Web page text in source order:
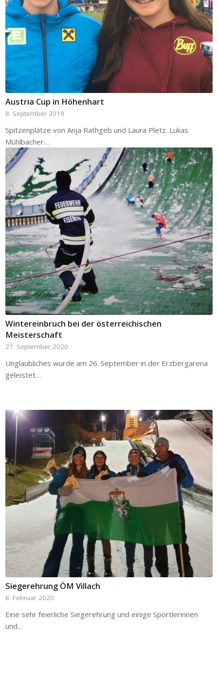
Austria Cup in Höhenhart
8. September 2019
Spitzenplätze von Anja Rathgeb und Laura Pletz. Lukas
Mühlbacher…
Wintereinbruch bei der österreichischen
Meisterschaft
27. September 2020
Unglaubliches wurde am 26. September in der Erzbergarena
geleistet…
Siegerehrung ÖM Villach
8. Februar 2020
Eine sehr feierliche Siegerehrung und einige Sportlerinnen
und…